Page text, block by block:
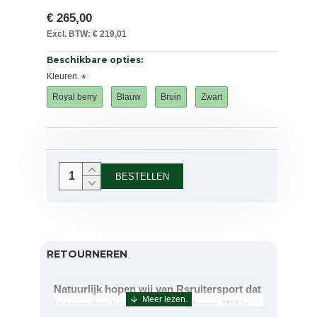
€ 265,00
Excl. BTW: € 219,01
Beschikbare opties:
Kleuren.
Royal berry Blauw Bruin Zwart
BESTELLEN
RETOURNEREN
Natuurlijk hopen wij van Rsruitersport dat
je tevreden bent met uw aankoop. Wil je